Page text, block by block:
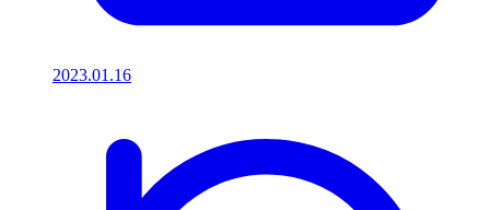
2023.01.16